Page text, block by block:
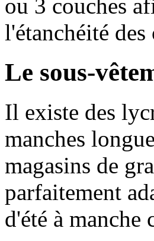
ou 3 couches
l'étanchéité des
Le sous-
Il existe des
manches
magasins de
parfaitement
d'été à